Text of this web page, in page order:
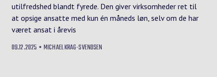
utilfredshed blandt fyrede. Den giver virksomheder ret til
at opsige ansatte med kun én måneds løn, selv om de har
været ansat i årevis
09.12.2025 MICHAEL KRAG-SVENDSEN